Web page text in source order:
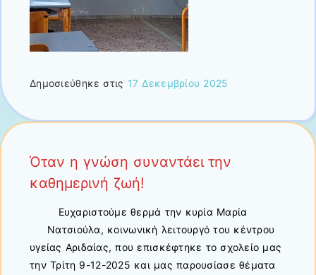
Δημοσιεύθηκε στις 17 Δεκεμβρίου 2025
Όταν η γνώση συναντάει την
καθημερινή ζωή!
Ευχαριστούμε θερμά την κυρία Μαρία
Νατσιούλα, κοινωνική λειτουργό του κέντρου
υγείας Αριδαίας, που επισκέφτηκε το σχολείο μας
την Τρίτη 9-12-2025 και μας παρουσίασε θέματα